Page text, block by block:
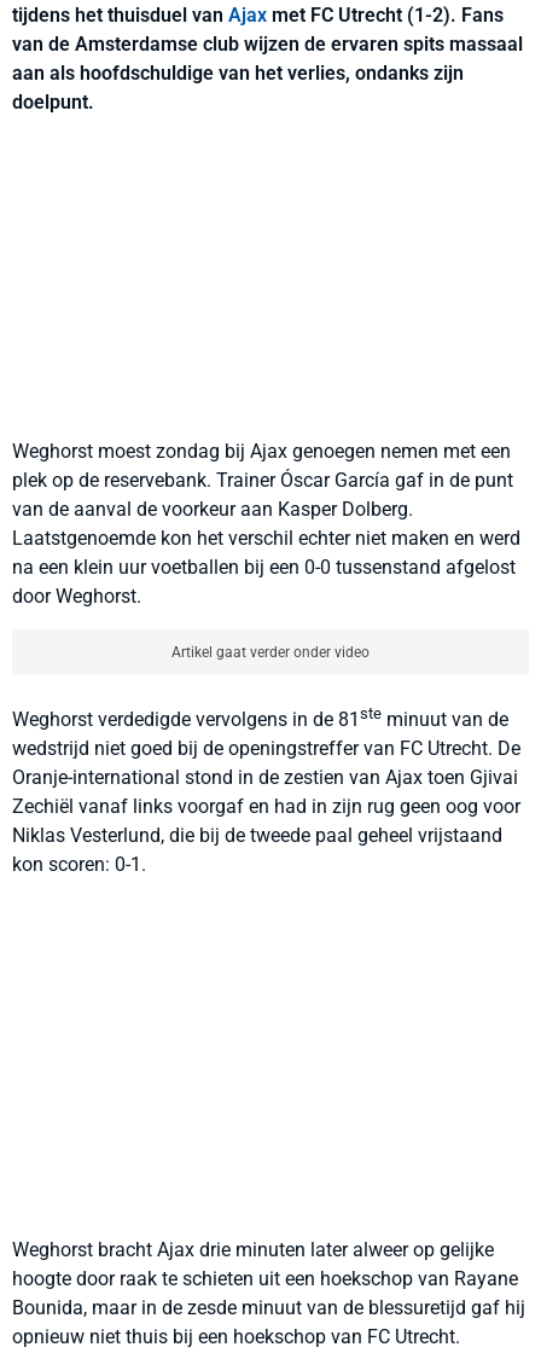
tijdens het thuisduel van Ajax met FC Utrecht (1-2). Fans
van de Amsterdamse club wijzen de ervaren spits massaal
aan als hoofdschuldige van het verlies, ondanks zijn
doelpunt.
Weghorst moest zondag bij Ajax genoegen nemen met een
plek op de reservebank. Trainer Óscar García gaf in de punt
van de aanval de voorkeur aan Kasper Dolberg.
Laatstgenoemde kon het verschil echter niet maken en werd
na een klein uur voetballen bij een 0-0 tussenstand afgelost
door Weghorst.
Artikel gaat verder onder video
Weghorst verdedigde vervolgens in de 81 ste minuut van de
wedstrijd niet goed bij de openingstreffer van FC Utrecht. De
Oranje-international stond in de zestien van Ajax toen Gjivai
Zechiël vanaf links voorgaf en had in zijn rug geen oog voor
Niklas Vesterlund, die bij de tweede paal geheel vrijstaand
kon scoren: 0-1.
Weghorst bracht Ajax drie minuten later alweer op gelijke
hoogte door raak te schieten uit een hoekschop van Rayane
Bounida, maar in de zesde minuut van de blessuretijd gaf hij
opnieuw niet thuis bij een hoekschop van FC Utrecht.